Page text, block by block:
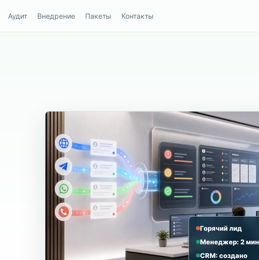
Аудит Внедрение Пакеты Контакты
Горячий лид
Менеджер: 2 мин
CRM: создано